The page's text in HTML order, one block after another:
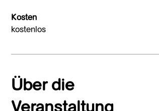
Kosten
kostenlos
Über die